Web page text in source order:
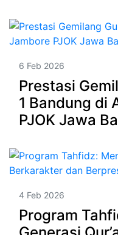
6 Feb 2026
Prestasi
1 Bandung di
PJOK Jawa
4 Feb 2026
Program